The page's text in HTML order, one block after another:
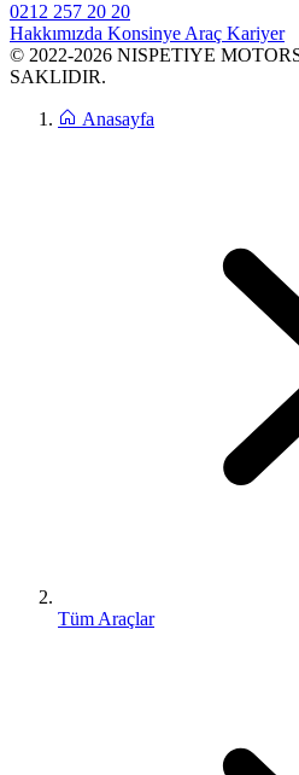
0212 257 20 20
Hakkımızda Konsinye Araç Kariyer
© 2022-2026 NISPETIYE
SAKLIDIR.
Anasayfa
Tüm Araçlar